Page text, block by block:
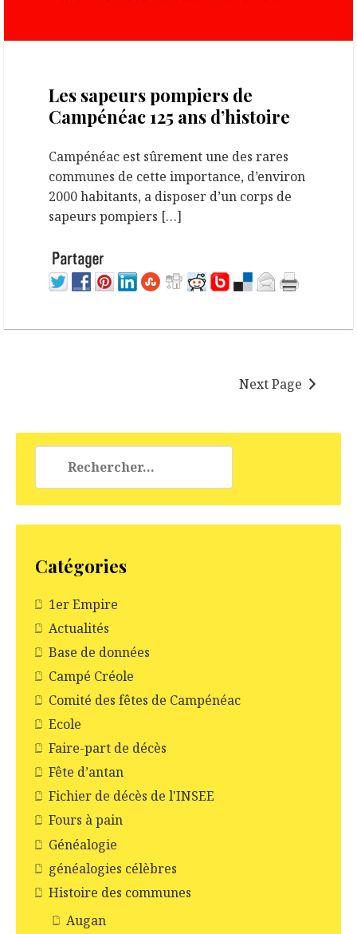
Les sapeurs pompiers de
Campénéac 125 ans d’histoire
Campénéac est sûrement une des rares
communes de cette importance, d’environ
2000 habitants, a disposer d’un corps de
sapeurs pompiers […]
Next Page
Rechercher :
Catégories
1er Empire
Actualités
Base de données
Campé Créole
Comité des fêtes de Campénéac
Ecole
Faire-part de décès
Fête d’antan
Fichier de décès de l'INSEE
Fours à pain
Généalogie
généalogies célèbres
Histoire des communes
Augan